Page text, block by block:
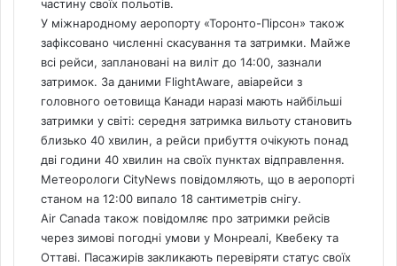
частину своїх польотів.
У міжнародному аеропорту «Торонто-Пірсон» також
зафіксовано численні скасування та затримки. Майже
всі рейси, заплановані на виліт до 14:00, зазнали
затримок. За даними FlightAware, авіарейси з
головного оетовища Канади наразі мають найбільші
затримки у світі: середня затримка вильоту становить
близько 40 хвилин, а рейси прибуття очікують понад
дві години 40 хвилин на своїх пунктах відправлення.
Метеорологи CityNews повідомляють, що в аеропорті
станом на 12:00 випало 18 сантиметрів снігу.
Air Canada також повідомляє про затримки рейсів
через зимові погодні умови у Монреалі, Квебеку та
Оттаві. Пасажирів закликають перевіряти статус своїх